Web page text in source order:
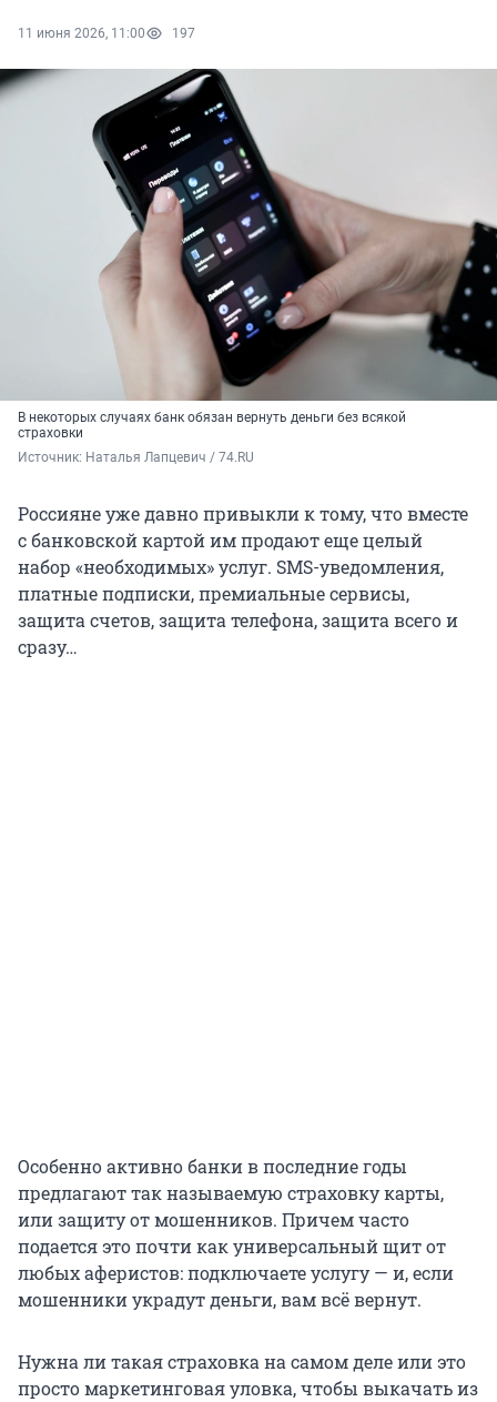
11 июня 2026, 11:00 197
В некоторых случаях банк обязан вернуть деньги без всякой
страховки
Источник: Наталья Лапцевич / 74.RU
Россияне уже давно привыкли к тому, что вместе
с банковской картой им продают еще целый
набор «необходимых» услуг. SMS-уведомления,
платные подписки, премиальные сервисы,
защита счетов, защита телефона, защита всего и
сразу…
Особенно активно банки в последние годы
предлагают так называемую страховку карты,
или защиту от мошенников. Причем часто
подается это почти как универсальный щит от
любых аферистов: подключаете услугу — и, если
мошенники украдут деньги, вам всё вернут.
Нужна ли такая страховка на самом деле или это
просто маркетинговая уловка, чтобы выкачать из